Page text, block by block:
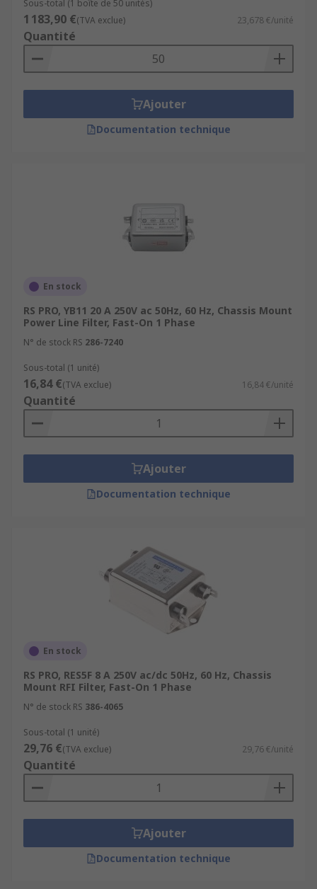
Sous-total (1 boîte de 50 unités)
1 183,90 €(TVA exclue) 23,678 €/unité
Quantité
Ajouter
Documentation technique
En stock
RS PRO, YB11 20 A 250V ac 50Hz, 60 Hz, Chassis Mount
Power Line Filter, Fast-On 1 Phase
N° de stock RS 286-7240
Sous-total (1 unité)
16,84 €(TVA exclue) 16,84 €/unité
Quantité
Ajouter
Documentation technique
En stock
RS PRO, RES5F 8 A 250V ac/dc 50Hz, 60 Hz, Chassis
Mount RFI Filter, Fast-On 1 Phase
N° de stock RS 386-4065
Sous-total (1 unité)
29,76 €(TVA exclue) 29,76 €/unité
Quantité
Ajouter
Documentation technique